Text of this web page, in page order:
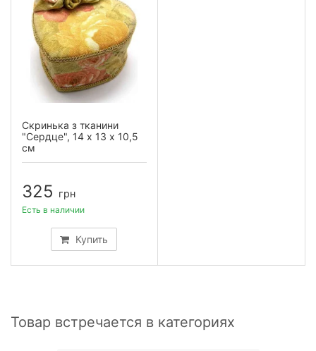
Скринька з тканини
"Сердце", 14 х 13 х 10,5
см
325 грн
Купить
Есть в наличии
Товар встречается в категориях